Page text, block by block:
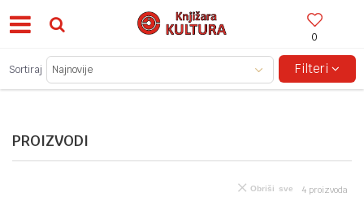
0
BESPLATNA ISPORUKA ZA IZNOSE PREKO 150KM!
PROIZVODI
Sortiraj Filteri
4 proizvoda
Obriši sve